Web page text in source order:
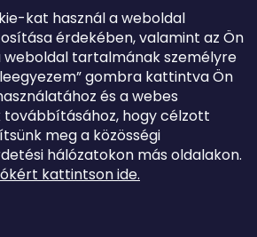
kat használ a weboldal
érdekében, valamint az Ön
weboldal tartalmának személyre
gombra kattintva Ön
és a webes
továbbításához, hogy célzott
meg a közösségi
hálózatokon más oldalakon.
kattintson ide.
előnyei
szerviz